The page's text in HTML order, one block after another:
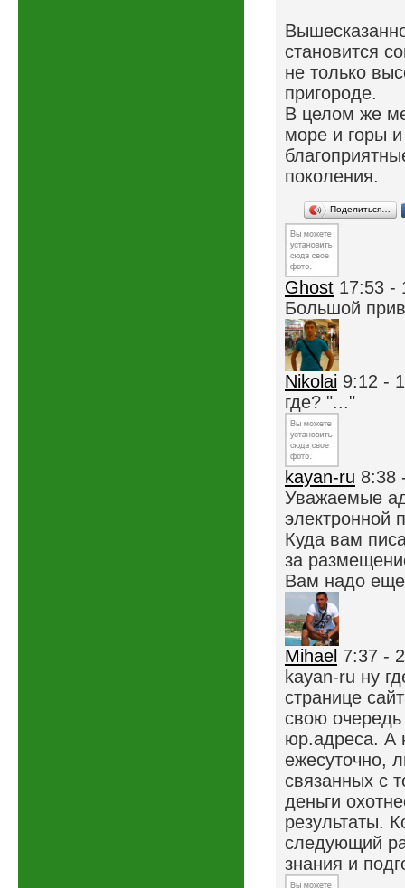
становится
не только
пригороде.
В целом же
море и горы
поколения.
Поделиться…
Ghost 17:53 -
Большой
Nikolai 9:12 -
где? "..."
kayan-ru 8:38
Уважаемые
электронной
Куда вам
за
Вам надо еще
Mihael 7:37 -
kayan-ru ну
странице
свою очередь
юр.адреса. А
ежесуточно,
связанных с
деньги
результаты.
следующий
знания и